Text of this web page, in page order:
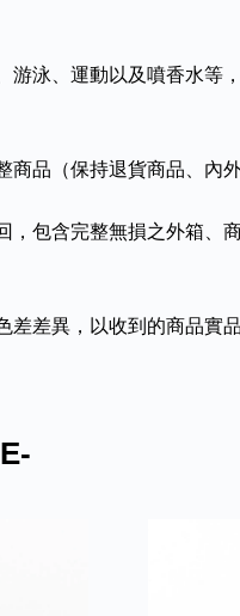
游泳、運動以及噴香水等
品（保持退貨商品、內
，包含完整無損之外箱
差異，以收到的商品實品